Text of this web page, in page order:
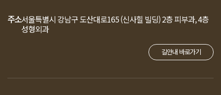
주소서울특별시 강남구 도산대로165 (신사힐 빌딩)2층 피부과, 4층
성형외과
길안내 바로가기